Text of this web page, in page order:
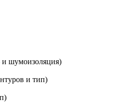
и шумоизоляция)
и тип)